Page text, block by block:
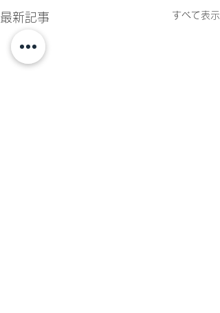
最新記事 すべて表示